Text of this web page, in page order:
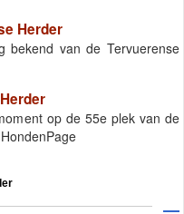
Herder
bekend van de Tervuerense
op de 55e plek van de